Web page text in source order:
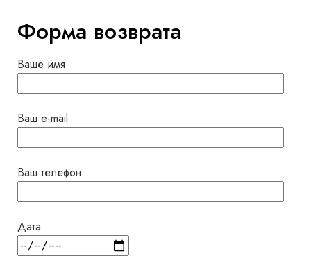
Форма возврата
Ваше имя
Ваш e-mail
Ваш телефон
Дата